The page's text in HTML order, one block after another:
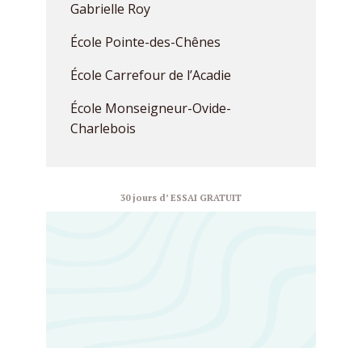
Gabrielle Roy
École Pointe-des-Chênes
École Carrefour de l’Acadie
École Monseigneur-Ovide-
Charlebois
30 jours d’ ESSAI GRATUIT